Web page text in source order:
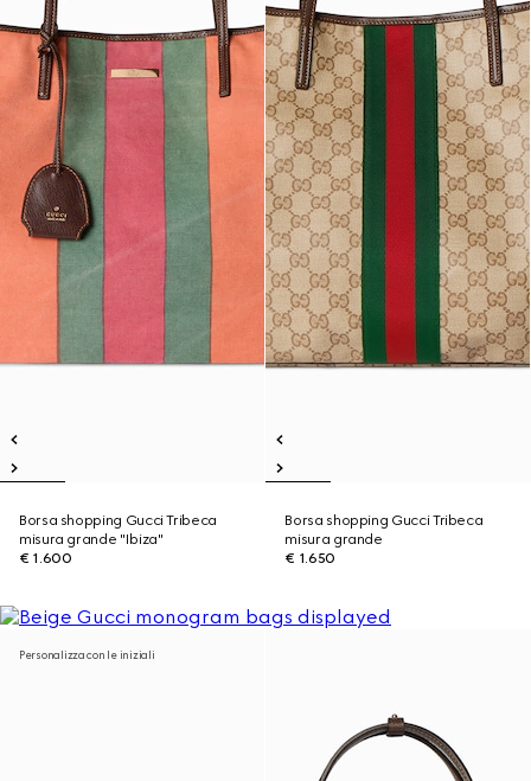
Borsa shopping Gucci Tribeca
misura grande "Ibiza"
€ 1.600
Borsa shopping Gucci Tribeca
misura grande
€ 1.650
Personalizza con le iniziali